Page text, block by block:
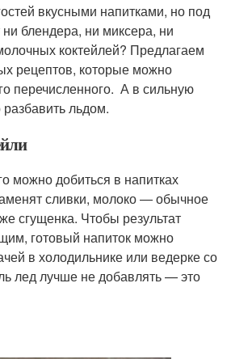
вкусными напитками, но под
ни блендера, ни миксера, ни
коктейлей? Предлагаем
рецептов, которые можно
перечисленного. А в сильную
льдом.
можно добиться в напитках
сливки, молоко — обычное
сгущенка. Чтобы результат
готовый напиток можно
в холодильнике или ведерке со
лед лучше не добавлять — это